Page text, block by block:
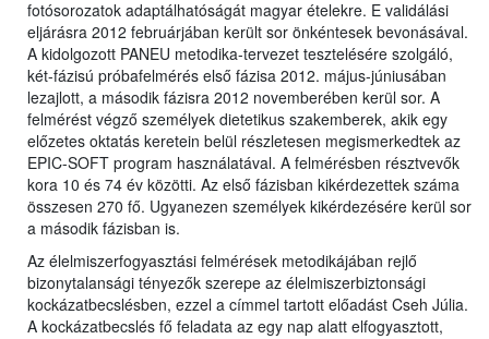
fotósorozatok adaptálhatóságát magyar ételekre. E validálási
eljárásra 2012 februárjában került sor önkéntesek bevonásával.
A kidolgozott PANEU metodika-tervezet tesztelésére szolgáló,
két-fázisú próbafelmérés első fázisa 2012. május-júniusában
lezajlott, a második fázisra 2012 novemberében kerül sor. A
felmérést végző személyek dietetikus szakemberek, akik egy
előzetes oktatás keretein belül részletesen megismerkedtek az
EPIC-SOFT program használatával. A felmérésben résztvevők
kora 10 és 74 év közötti. Az első fázisban kikérdezettek száma
összesen 270 fő. Ugyanezen személyek kikérdezésére kerül sor
a második fázisban is.
Az élelmiszerfogyasztási felmérések metodikájában rejlő
bizonytalansági tényezők szerepe az élelmiszerbiztonsági
kockázatbecslésben, ezzel a címmel tartott előadást Cseh Júlia.
A kockázatbecslés fő feladata az egy nap alatt elfogyasztott,